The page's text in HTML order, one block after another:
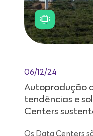
06/12/24
Autoprodução
tendências e
Centers
Os Data Centers